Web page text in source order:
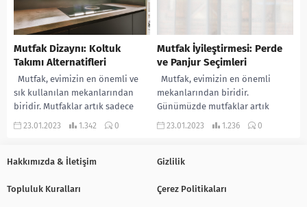
Mutfak Dizaynı: Koltuk
Takımı Alternatifleri
Mutfak, evimizin en önemli ve
sık kullanılan mekanlarından
biridir. Mutfaklar artık sadece
yemek pişirmek için kullanılan
23.01.2023 1.342 0
Mutfak İyileştirmesi: Perde
ve Panjur Seçimleri
Mutfak, evimizin en önemli
mekanlarından biridir.
Günümüzde mutfaklar artık
sadece yemek pişirmek için
23.01.2023 1.236 0
Hakkımızda & İletişim Gizlilik
Topluluk Kuralları Çerez Politikaları